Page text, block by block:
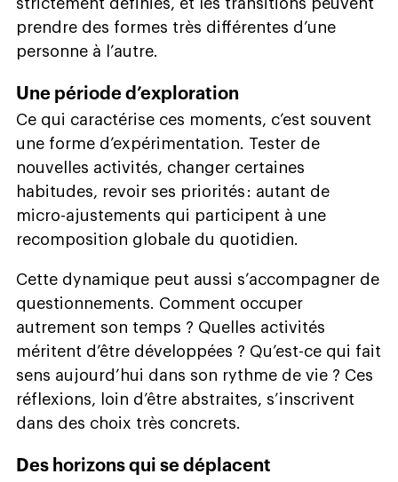
strictement définies, et les transitions peuvent
prendre des formes très différentes d’une
personne à l’autre.
Une période d’exploration
Ce qui caractérise ces moments, c’est souvent
une forme d’expérimentation. Tester de
nouvelles activités, changer certaines
habitudes, revoir ses priorités : autant de
micro-ajustements qui participent à une
recomposition globale du quotidien.
Cette dynamique peut aussi s’accompagner de
questionnements. Comment occuper
autrement son temps ? Quelles activités
méritent d’être développées ? Qu’est-ce qui fait
sens aujourd’hui dans son rythme de vie ? Ces
réflexions, loin d’être abstraites, s’inscrivent
dans des choix très concrets.
Des horizons qui se déplacent